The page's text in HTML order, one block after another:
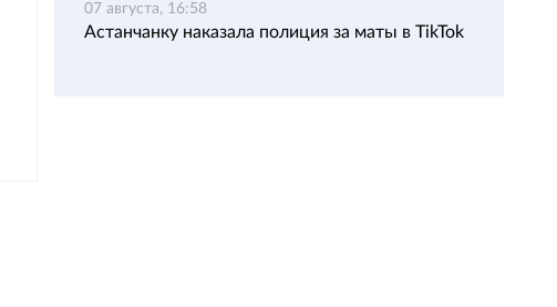
07 августа, 16:58
Астанчанку наказала полиция за маты в TikTok